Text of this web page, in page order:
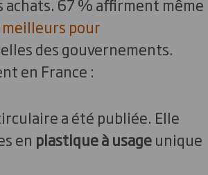
achats. 67 % affirment même
meilleurs pour
des gouvernements.
en France :
a été publiée. Elle
en plastique à usageunique